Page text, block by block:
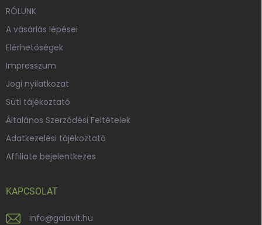
RÓLUNK
A vásárlás lépései
Elérhetőségek
Impresszum
Jogi nyilatkozat
Süti tájékoztató
Általános Szerződési Feltételek
Adatkezelési tájékoztató
Affiliate bejelentkezes
KAPCSOLAT
info@gaiavit.hu